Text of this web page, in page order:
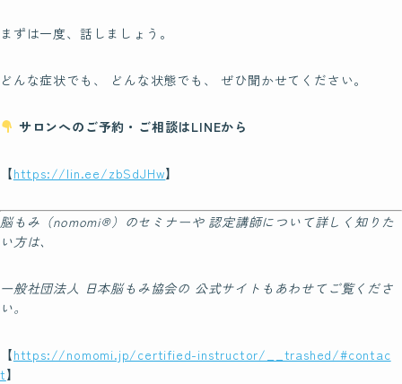
まずは一度、話しましょう。
どんな症状でも、 どんな状態でも、 ぜひ聞かせてください。
サロンへのご予約・ご相談はLINEから
【https://lin.ee/zbSdJHw】
脳もみ（nomomi®）のセミナーや 認定講師について詳しく知りた
い方は、
一般社団法人 日本脳もみ協会の 公式サイトもあわせてご覧くださ
い。
【https://nomomi.jp/certified-instructor/__trashed/#contac
t】